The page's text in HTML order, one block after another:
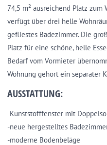
74,5 m² ausreichend Platz zum
verfügt über drei helle
gefliestes Badezimmer. Die
Platz für eine schöne, helle
Bedarf vom Vormieter
Wohnung gehört ein separater
AUSSTATTUNG:
-Kunststofffenster mit
-neue hergestelltes
-moderne Bodenbeläge